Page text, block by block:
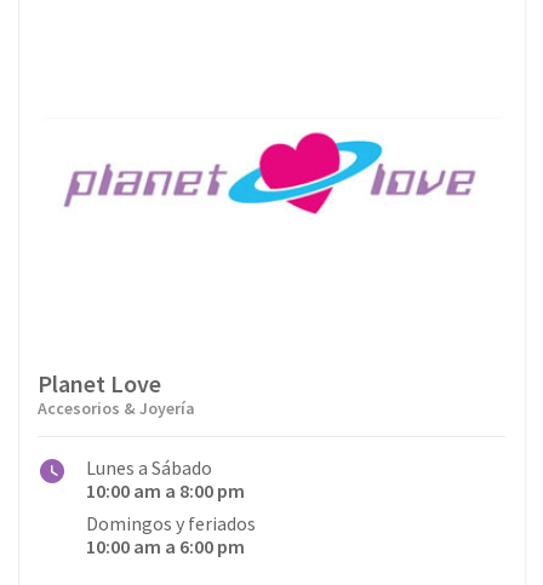
Planet Love
Accesorios & Joyería
Lunes a Sábado
10:00 am a 8:00 pm
Domingos y feriados
10:00 am a 6:00 pm